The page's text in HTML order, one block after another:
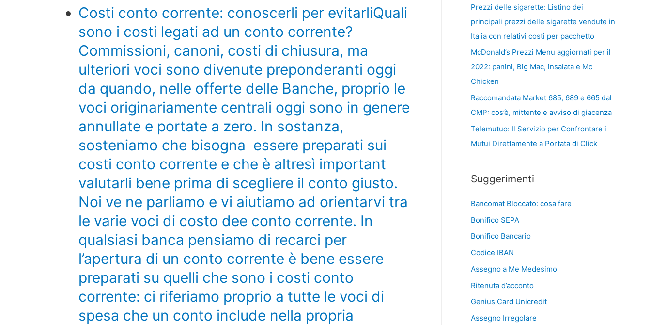
Costi conto corrente: conoscerli per evitarliQuali
sono i costi legati ad un conto corrente?
Commissioni, canoni, costi di chiusura, ma
ulteriori voci sono divenute preponderanti oggi
da quando, nelle offerte delle Banche, proprio le
voci originariamente centrali oggi sono in genere
annullate e portate a zero. In sostanza,
sosteniamo che bisogna essere preparati sui
costi conto corrente e che è altresì important
valutarli bene prima di scegliere il conto giusto.
Noi ve ne parliamo e vi aiutiamo ad orientarvi tra
le varie voci di costo dee conto corrente. In
qualsiasi banca pensiamo di recarci per
l’apertura di un conto corrente è bene essere
preparati su quelli che sono i costi conto
corrente: ci riferiamo proprio a tutte le voci di
spesa che un conto include nella propria
Prezzi delle sigarette: Listino dei
principali prezzi delle sigarette vendute in
Italia con relativi costi per pacchetto
McDonald’s Prezzi Menu aggiornati per il
2022: panini, Big Mac, insalata e Mc
Chicken
Raccomandata Market 685, 689 e 665 dal
CMP: cos’è, mittente e avviso di giacenza
Telemutuo: Il Servizio per Confrontare i
Mutui Direttamente a Portata di Click
Suggerimenti
Bancomat Bloccato: cosa fare
Bonifico SEPA
Bonifico Bancario
Codice IBAN
Assegno a Me Medesimo
Ritenuta d’acconto
Genius Card Unicredit
Assegno Irregolare